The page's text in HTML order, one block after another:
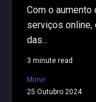
Com o
serviços online,
das...
3 minute read
Mimir
25 Outubro 2024